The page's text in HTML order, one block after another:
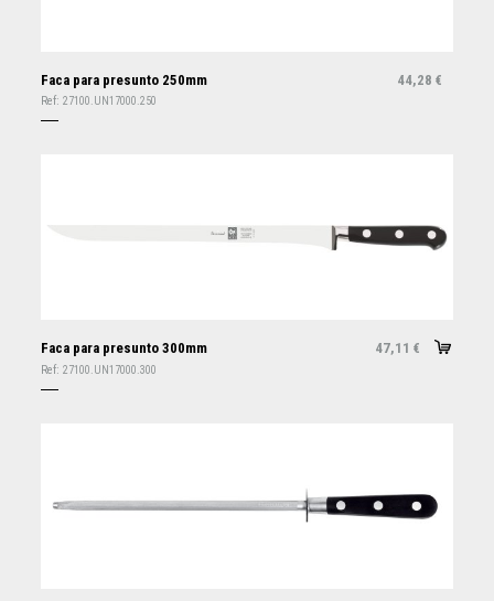
Faca para presunto 250mm 44,28 €
Ref: 27100.UN17000.250
Faca para presunto 300mm 47,11 €
Ref: 27100.UN17000.300